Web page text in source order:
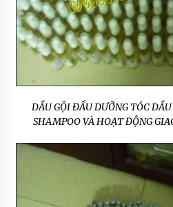
DẦU GỘI ĐẦU DƯỠNG TÓC
SHAMPOO VÀ HOẠT ĐỘNG